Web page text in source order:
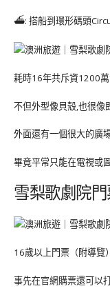
⛴: 搭船到環形碼頭
耗時16年共斥資1200
不但外型像貝殼,也很像
外面還有一個很大的廣
畢竟平常只能在電視或
雪梨歌劇院
16歲以上門票（附導覽
事先在官網購票還可以